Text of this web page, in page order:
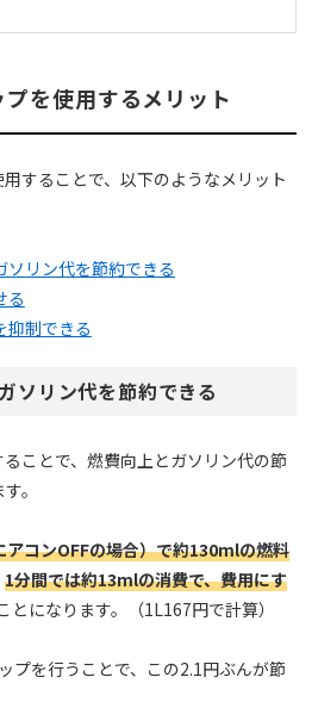
を使用するメリット
することで、以下のようなメリット
リン代を節約できる
る
抑制できる
ソリン代を節約できる
ことで、燃費向上とガソリン代の節
。
アコンOFFの場合）で約130mlの燃料
1分間では約13mlの消費で、費用にす
とになります。（1L167円で計算）
プを行うことで、この2.1円ぶんが節